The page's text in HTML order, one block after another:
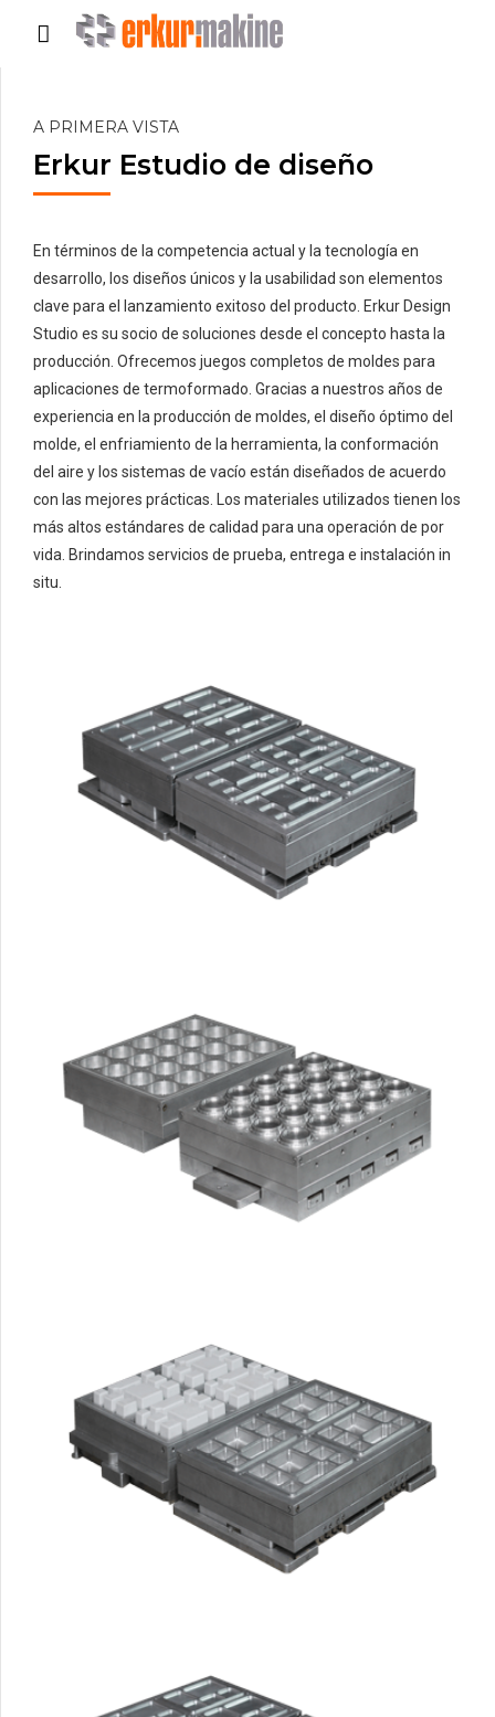
A PRIMERA VISTA
Erkur Estudio de diseño
En términos de la competencia actual y la tecnología en
desarrollo, los diseños únicos y la usabilidad son elementos
clave para el lanzamiento exitoso del producto. Erkur Design
Studio es su socio de soluciones desde el concepto hasta la
producción. Ofrecemos juegos completos de moldes para
aplicaciones de termoformado. Gracias a nuestros años de
experiencia en la producción de moldes, el diseño óptimo del
molde, el enfriamiento de la herramienta, la conformación
del aire y los sistemas de vacío están diseñados de acuerdo
con las mejores prácticas. Los materiales utilizados tienen los
más altos estándares de calidad para una operación de por
vida. Brindamos servicios de prueba, entrega e instalación in
situ.